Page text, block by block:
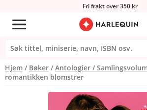
Fri frakt over 350 kr
Hjem Bøker Antologier /
romantikken blomstrer